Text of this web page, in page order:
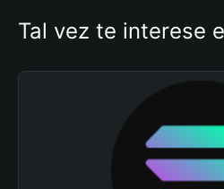
Tal vez te interese